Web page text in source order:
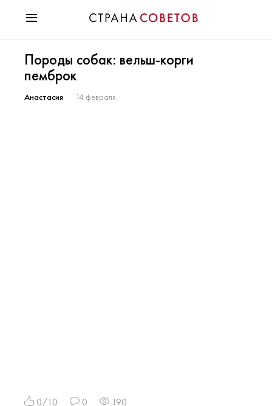
Мода
Звезды
Гороскопы
Породы собак: вельш-корги
пемброк
Анастасия 14 февраля
0/10 0 190